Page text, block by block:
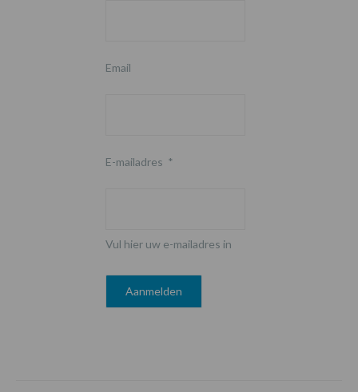
Email
E-mailadres *
Vul hier uw e-mailadres in